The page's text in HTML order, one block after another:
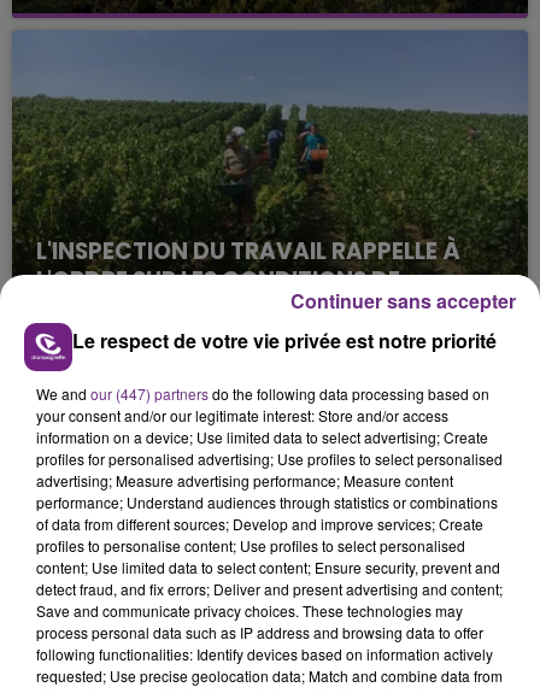
La vendange en Champagne a débuté ce jeudi 6
août dans la commune de Montgueux (Aube). Du
L'INSPECTION DU TRAVAIL RAPPELLE À
L'ORDRE SUR LES CONDITIONS DE...
Alors que les dates de début des vendange 2026
s'est avéré être plus précoce que prévu,
l'inspection du Travail en profite pour rappeler
les conditions de...
TITRES DIFFUSÉS
9h11
9h11 9h08
9h08
Le respect de votre vie privée est notre priorité
We and our (447) partnersdo the following data processing based on
your consent and/or our legitimate interest: Store and/or access
information on a device; Use limited data to select advertising; Create
profiles for personalised advertising; Use profiles to select personalised
advertising; Measure advertising performance; Measure content
performance; Understand audiences through statistics or combinations
of data from different sources; Develop and improve services; Create
profiles to personalise content; Use profiles to select personalised
content; Use limited data to select content; Ensure security, prevent and
detect fraud, and fix errors; Deliver and present advertising and content;
Save and communicate privacy choices. These technologies may
process personal data such as IP address and browsing data to offer
following functionalities: Identify devices based on information actively
requested; Use precise geolocation data; Match and combine data from
Continuer sans accepter